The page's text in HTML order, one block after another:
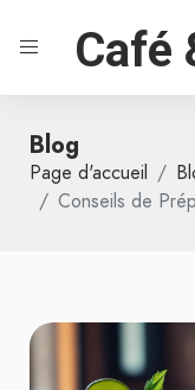
Café
Blog
Page d'accueil
Conseils de